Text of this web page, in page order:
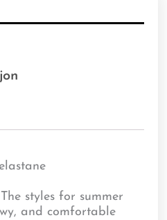
styles for summer
and comfortable